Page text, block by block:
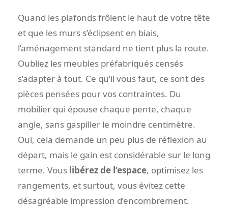
Quand les plafonds frôlent le haut de votre tête
et que les murs s’éclipsent en biais,
l’aménagement standard ne tient plus la route.
Oubliez les meubles préfabriqués censés
s’adapter à tout. Ce qu’il vous faut, ce sont des
pièces pensées pour vos contraintes. Du
mobilier qui épouse chaque pente, chaque
angle, sans gaspiller le moindre centimètre.
Oui, cela demande un peu plus de réflexion au
départ, mais le gain est considérable sur le long
terme. Vous libérez de l’espace, optimisez les
rangements, et surtout, vous évitez cette
désagréable impression d’encombrement.